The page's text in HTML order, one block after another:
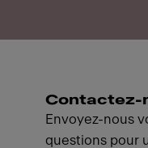
Contactez-
Envoyez-nous
questions pour